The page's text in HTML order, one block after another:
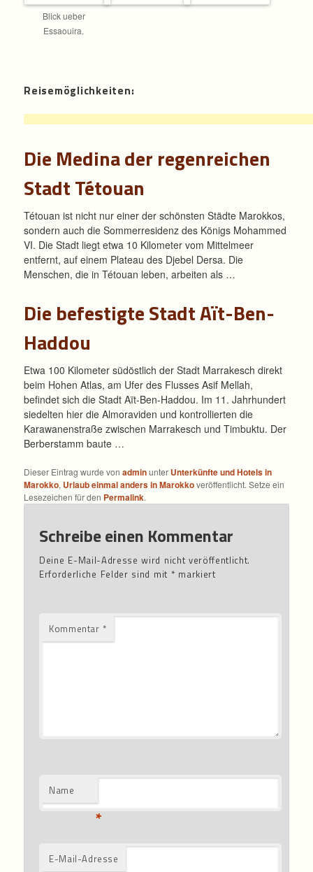
Blick ueber
Essaouira.
Reisemöglichkeiten:
Die Medina der regenreichen
Stadt Tétouan
Tétouan ist nicht nur einer der schönsten Städte Marokkos,
sondern auch die Sommerresidenz des Königs Mohammed
VI. Die Stadt liegt etwa 10 Kilometer vom Mittelmeer
entfernt, auf einem Plateau des Djebel Dersa. Die
Menschen, die in Tétouan leben, arbeiten als …
Die befestigte Stadt Aït-Ben-
Haddou
Etwa 100 Kilometer südöstlich der Stadt Marrakesch direkt
beim Hohen Atlas, am Ufer des Flusses Asif Mellah,
befindet sich die Stadt Aït-Ben-Haddou. Im 11. Jahrhundert
siedelten hier die Almoraviden und kontrollierten die
Karawanenstraße zwischen Marrakesch und Timbuktu. Der
Berberstamm baute …
Dieser Eintrag wurde vonadminunter Unterkünfte und Hotels in
Marokko, Urlaub einmal anders in Marokkoveröffentlicht. Setze ein
Lesezeichen für den Permalink.
Schreibe einen Kommentar
Deine E-Mail-Adresse wird nicht veröffentlicht.
Erforderliche Felder sind mit * markiert
Kommentar *
Name
*
E-Mail-Adresse